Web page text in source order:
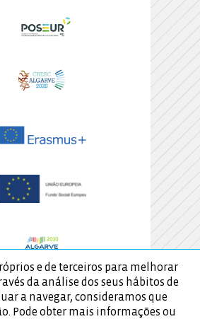
e de terceiros para melhorar
da análise dos seus hábitos de
a navegar, consideramos que
Pode obter mais informações ou